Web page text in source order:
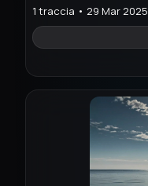
1 traccia • 29 Mar 2025